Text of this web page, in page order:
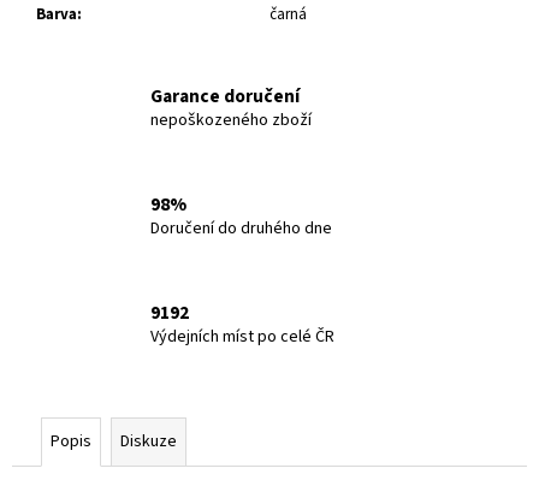
Barva: čarná
Garance doručení
nepoškozeného zboží
98%
Doručení do druhého dne
9192
Výdejních míst po celé ČR
Popis Diskuze